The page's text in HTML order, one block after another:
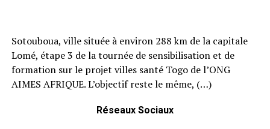
Sotouboua, ville située à environ 288 km de la capitale
Lomé, étape 3 de la tournée de sensibilisation et de
formation sur le projet villes santé Togo de l’ONG
AIMES AFRIQUE. L’objectif reste le même, (…)
Réseaux Sociaux